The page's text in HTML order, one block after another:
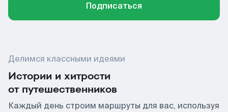
Подписаться
Делимся классными идеями
Истории и хитрости
от путешественников
Каждый день строим маршруты для вас, используя